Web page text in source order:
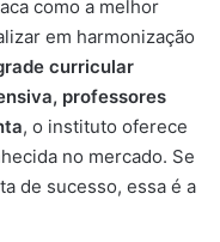
como a melhor
em harmonização
curricular
professores
, o instituto oferece
no mercado. Se
de sucesso, essa é a